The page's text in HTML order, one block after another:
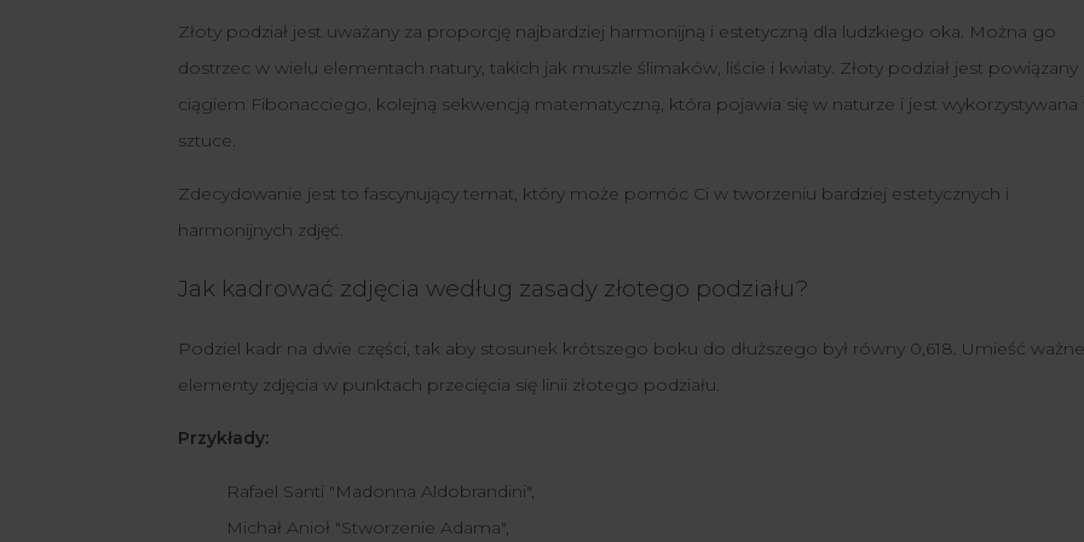
Złoty podział jest uważany za proporcję najbardziej harmonijną i estetyczną dla ludzkiego oka. Można go
dostrzec w wielu elementach natury, takich jak muszle ślimaków, liście i kwiaty. Złoty podział jest powiązany
ciągiem Fibonacciego, kolejną sekwencją matematyczną, która pojawia się w naturze i jest wykorzystywana
sztuce.
Zdecydowanie jest to fascynujący temat, który może pomóc Ci w tworzeniu bardziej estetycznych i
harmonijnych zdjęć.
Jak kadrować zdjęcia według zasady złotego podziału?
Podziel kadr na dwie części, tak aby stosunek krótszego boku do dłuższego był równy 0,618. Umieść ważne
elementy zdjęcia w punktach przecięcia się linii złotego podziału.
Przykłady:
Rafael Santi "Madonna Aldobrandini",
Michał Anioł "Stworzenie Adama",